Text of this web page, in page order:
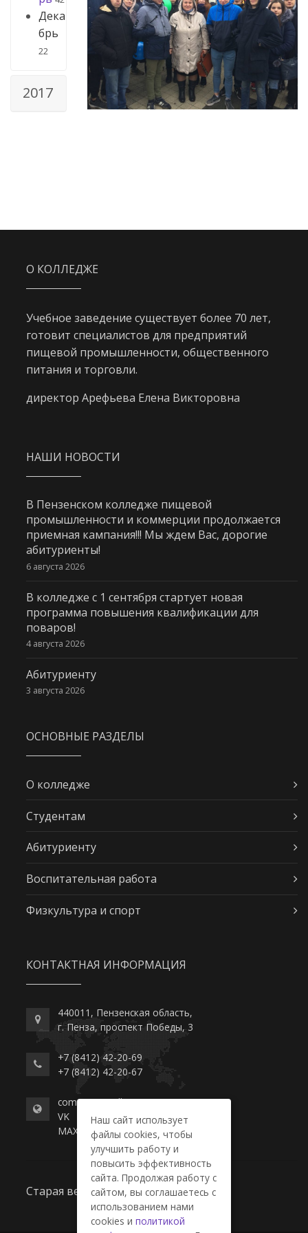
Дека
брь
22
2017
О КОЛЛЕДЖЕ
Учебное заведение существует более 70 лет,
готовит специалистов для предприятий
пищевой промышленности, общественного
питания и торговли.
директор Арефьева Елена Викторовна
НАШИ НОВОСТИ
В Пензенском колледже пищевой
промышленности и коммерции продолжается
приемная кампания!!! Мы ждем Вас, дорогие
абитуриенты!
6 августа 2026
В колледже с 1 сентября стартует новая
программа повышения квалификации для
поваров!
4 августа 2026
Абитуриенту
3 августа 2026
ОСНОВНЫЕ РАЗДЕЛЫ
О колледже
Студентам
Абитуриенту
Воспитательная работа
Физкультура и спорт
КОНТАКТНАЯ ИНФОРМАЦИЯ
440011, Пензенская область,
г. Пенза, проспект Победы, 3
+7 (8412) 42-20-69
+7 (8412) 42-20-67
commerce-college.ru
VK
MAX
Старая версия сайта
Наш сайт использует
файлы cookies, чтобы
улучшить работу и
повысить эффективность
сайта. Продолжая работу с
сайтом, вы соглашаетесь с
использованием нами
cookies и политикой